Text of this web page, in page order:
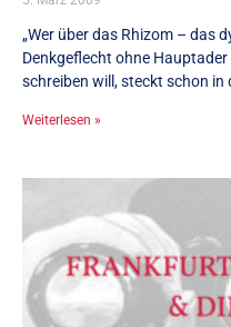
„Wer über das Rhizom – das
Denkgeflecht ohne
schreiben will, steckt schon in
Weiterlesen »